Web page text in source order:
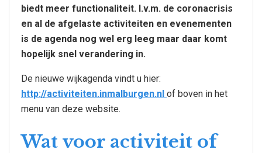
biedt meer functionaliteit. I.v.m. de coronacrisis
en al de afgelaste activiteiten en evenementen
is de agenda nog wel erg leeg maar daar komt
hopelijk snel verandering in.
De nieuwe wijkagenda vindt u hier:
http://activiteiten.inmalburgen.nl of boven in het
menu van deze website.
Wat voor activiteit of